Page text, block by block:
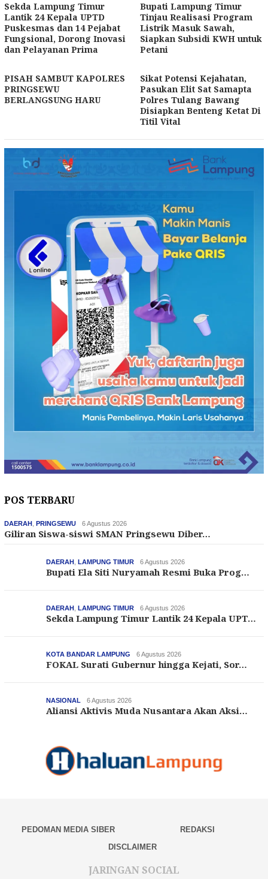
Sekda Lampung Timur
Lantik 24 Kepala UPTD
Puskesmas dan 14 Pejabat
Fungsional, Dorong Inovasi
dan Pelayanan Prima
Bupati Lampung Timur
Tinjau Realisasi Program
Listrik Masuk Sawah,
Siapkan Subsidi KWH untuk
Petani
PISAH SAMBUT KAPOLRES
PRINGSEWU
BERLANGSUNG HARU
Sikat Potensi Kejahatan,
Pasukan Elit Sat Samapta
Polres Tulang Bawang
Disiapkan Benteng Ketat Di
Titil Vital
POS TERBARU
DAERAH PRINGSEWU 6 Agustus 2026
Giliran Siswa-siswi SMAN Pringsewu Diber…
DAERAH LAMPUNG TIMUR 6 Agustus 2026
Bupati Ela Siti Nuryamah Resmi Buka Prog…
DAERAH LAMPUNG TIMUR 6 Agustus 2026
Sekda Lampung Timur Lantik 24 Kepala UPT…
KOTA BANDAR LAMPUNG 6 Agustus 2026
FOKAL Surati Gubernur hingga Kejati, Sor…
NASIONAL 6 Agustus 2026
Aliansi Aktivis Muda Nusantara Akan Aksi…
PEDOMAN MEDIA SIBER
REDAKSI
DISCLAIMER
JARINGAN SOCIAL